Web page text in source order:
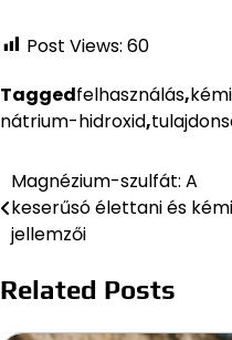
Post Views: 60
Taggedfelhasználás,
nátrium-hidroxid,
Bejegyzés
navigáció
Magnézium-szulfát: A
keserűsó élettani és
jellemzői
Related Posts